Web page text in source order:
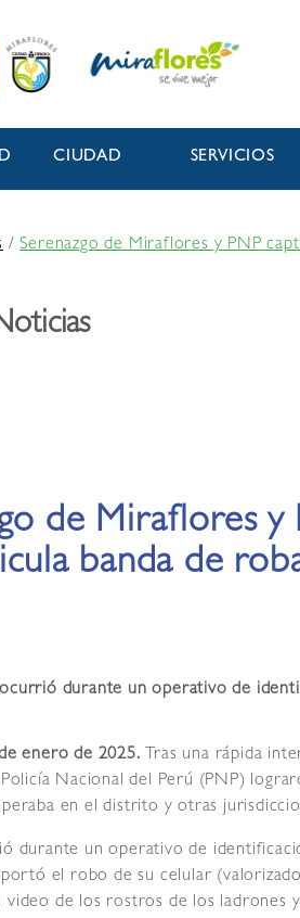
CIUDAD SERVICIOS
/Serenazgo de Miraflores y PNP
de Miraflores y
banda de
durante un operativo de
enero de 2025. Tras una rápida
Nacional del Perú (PNP)
en el distrito y otras
durante un operativo de
el robo de su celular
video de los rostros de los ladrones